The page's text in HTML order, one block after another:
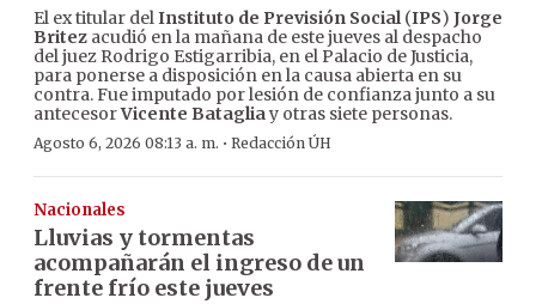
El ex titular delInstituto de Previsión Social(IPS) Jorge
Britez acudió en la mañana de este jueves al despacho
del juez Rodrigo Estigarribia, en el Palacio de Justicia,
para ponerse a disposición en la causa abierta en su
contra. Fue imputado por lesión de confianza junto a su
antecesorVicente Batagliay otras siete personas.
Agosto 6, 2026 08:13 a. m. · Redacción ÚH
Nacionales
Lluvias y tormentas
acompañarán el ingreso de un
frente frío este jueves